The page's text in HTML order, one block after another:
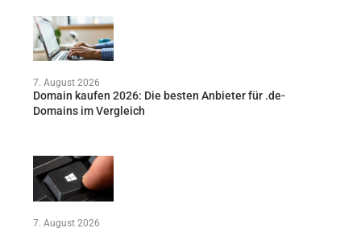
7. August 2026
Domain kaufen 2026: Die besten Anbieter für .de-
Domains im Vergleich
7. August 2026